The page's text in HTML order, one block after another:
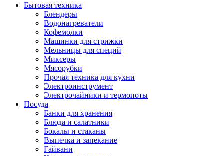
Бытовая техника
Блендеры
Водонагреватели
Кофемолки
Машинки для стрижки
Мельницы для специй
Миксеры
Мясорубки
Прочая техника для кухни
Электроинструмент
Электрочайники и термопоты
Посуда
Банки для хранения
Блюда и салатники
Бокалы и стаканы
Выпечка и запекание
Гайвани